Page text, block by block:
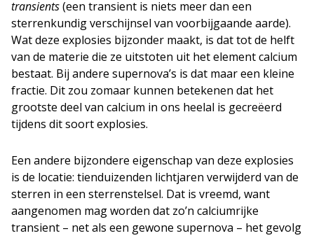
transients(een transient is niets meer dan een
sterrenkundig verschijnsel van voorbijgaande aarde).
Wat deze explosies bijzonder maakt, is dat tot de helft
van de materie die ze uitstoten uit het element calcium
bestaat. Bij andere supernova’s is dat maar een kleine
fractie. Dit zou zomaar kunnen betekenen dat het
grootste deel van calcium in ons heelal is gecreëerd
tijdens dit soort explosies.
Een andere bijzondere eigenschap van deze explosies
is de locatie: tienduizenden lichtjaren verwijderd van de
sterren in een sterrenstelsel. Dat is vreemd, want
aangenomen mag worden dat zo’n calciumrijke
transient – net als een gewone supernova – het gevolg